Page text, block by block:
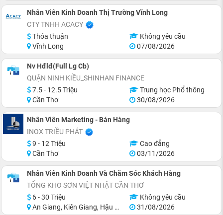
Nhân Viên Kinh Doanh Thị Trường Vĩnh Long
CTY TNHH ACACY
Thỏa thuận
Không yêu cầu
Vĩnh Long
07/08/2026
Nv Hđlđ(Full Lg Cb)
QUẬN NINH KIỀU_SHINHAN FINANCE
7.5 - 12.5 Triệu
Trung học Phổ thông
Cần Thơ
30/08/2026
Nhân Viên Marketing - Bán Hàng
INOX TRIỀU PHÁT
9 - 12 Triệu
Cao đẳng
Cần Thơ
03/11/2026
Nhân Viên Kinh Doanh Và Chăm Sóc Khách Hàng
TỔNG KHO SƠN VIỆT NHẬT CẦN THƠ
6 - 30 Triệu
Không yêu cầu
An Giang, Kiên Giang, Hậu Giang, Sóc Trăng, Bạc Liêu, Cà Mau
31/08/2026